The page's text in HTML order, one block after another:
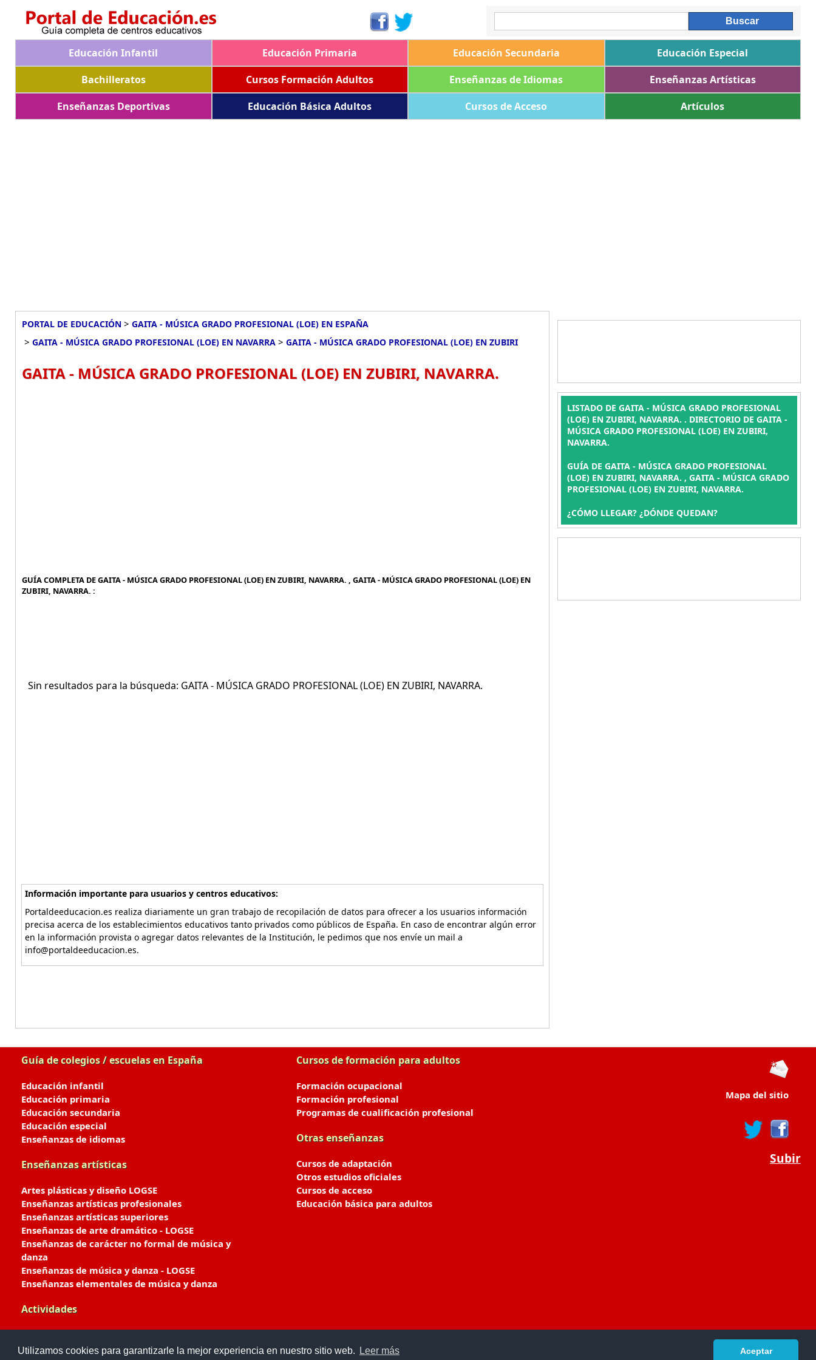
Utilizamos cookies para garantizarle la mejor experiencia en nuestro sitio web. Leer más Aceptar
Educación Infantil Educación Primaria Educación Secundaria
Educación Especial
Bachilleratos
Cursos Formación Adultos Enseñanzas de Idiomas
Enseñanzas Artísticas
Enseñanzas Deportivas
Educación Básica Adultos Cursos de Acceso Artículos
PORTAL DE EDUCACIÓN > GAITA - MÚSICA GRADO PROFESIONAL (LOE) EN ESPAÑA
> GAITA - MÚSICA GRADO PROFESIONAL (LOE) EN NAVARRA > GAITA - MÚSICA GRADO PROFESIONAL (LOE) EN ZUBIRI
GAITA - MÚSICA GRADO PROFESIONAL (LOE) EN ZUBIRI, NAVARRA.
GUÍA COMPLETA DE GAITA - MÚSICA GRADO PROFESIONAL (LOE) EN ZUBIRI, NAVARRA. , GAITA - MÚSICA GRADO PROFESIONAL (LOE) EN
ZUBIRI, NAVARRA. :
Sin resultados para la búsqueda: GAITA - MÚSICA GRADO PROFESIONAL (LOE) EN ZUBIRI, NAVARRA.
Información importante para usuarios y centros educativos:
Portaldeeducacion.es realiza diariamente un gran trabajo de recopilación de datos para ofrecer a los usuarios información
precisa acerca de los establecimientos educativos tanto privados como públicos de España. En caso de encontrar algún error
en la información provista o agregar datos relevantes de la Institución, le pedimos que nos envíe un mail a
info@portaldeeducacion.es.
LISTADO DE GAITA - MÚSICA GRADO PROFESIONAL
(LOE) EN ZUBIRI, NAVARRA. . DIRECTORIO DE GAITA -
MÚSICA GRADO PROFESIONAL (LOE) EN ZUBIRI,
NAVARRA.
GUÍA DE GAITA - MÚSICA GRADO PROFESIONAL
(LOE) EN ZUBIRI, NAVARRA. , GAITA - MÚSICA GRADO
PROFESIONAL (LOE) EN ZUBIRI, NAVARRA.
¿CÓMO LLEGAR? ¿DÓNDE QUEDAN?
Guía de colegios / escuelas en España
Educación infantil
Educación primaria
Educación secundaria
Educación especial
Enseñanzas de idiomas
Enseñanzas artísticas
Artes plásticas y diseño LOGSE
Enseñanzas artísticas profesionales
Enseñanzas artísticas superiores
Enseñanzas de arte dramático - LOGSE
Enseñanzas de carácter no formal de música y
danza
Enseñanzas de música y danza - LOGSE
Enseñanzas elementales de música y danza
Actividades
Cursos de formación para adultos
Formación ocupacional
Formación profesional
Programas de cualificación profesional
Otras enseñanzas
Cursos de adaptación
Otros estudios oficiales
Cursos de acceso
Educación básica para adultos
Mapa del sitio
Subir